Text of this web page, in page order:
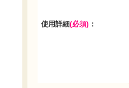
使用詳細(必須) ：